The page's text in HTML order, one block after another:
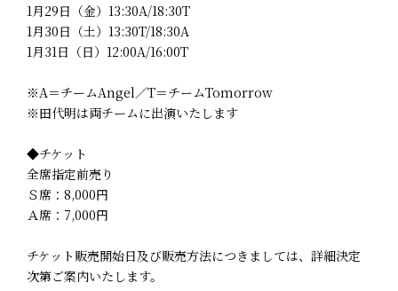
1月29日（金）13:30A/18:30T
1月30日（土）13:30T/18:30A
1月31日（日）12:00A/16:00T
※A＝チームAngel／T＝チームTomorrow
※田代明は両チームに出演いたします
◆チケット
全席指定前売り
Ｓ席：8,000円
Ａ席：7,000円
チケット販売開始日及び販売方法につきましては、詳細決定
次第ご案内いたします。